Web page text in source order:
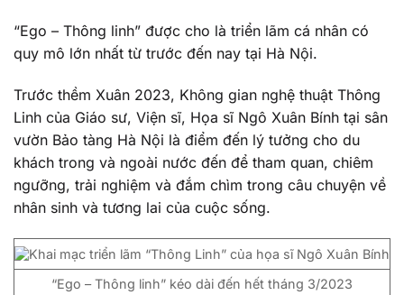
“Ego – Thông linh” được cho là triển lãm cá nhân có
quy mô lớn nhất từ trước đến nay tại Hà Nội.
Trước thềm Xuân 2023, Không gian nghệ thuật Thông
Linh của Giáo sư, Viện sĩ, Họa sĩ Ngô Xuân Bính tại sân
vườn Bảo tàng Hà Nội là điểm đến lý tưởng cho du
khách trong và ngoài nước đến để tham quan, chiêm
ngưỡng, trải nghiệm và đắm chìm trong câu chuyện về
nhân sinh và tương lai của cuộc sống.
“Ego – Thông linh” kéo dài đến hết tháng 3/2023